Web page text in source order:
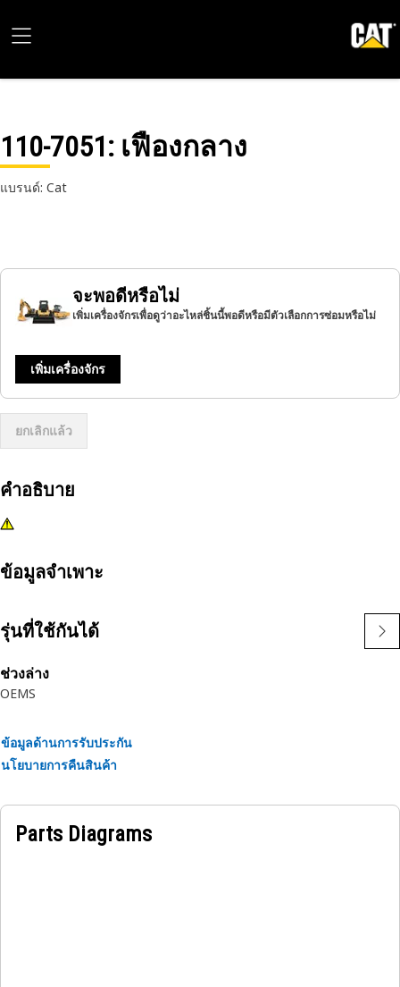
110-7051: เฟืองกลาง
แบรนด์: Cat
จะพอดีหรือไม่
เพิ่มเครื่องจักรเพื่อดูว่าอะไหล่ชิ้นนี้พอดีหรือมีตัวเลือกการซ่อมหรือไม่
เพิ่มเครื่องจักร
ยกเลิกแล้ว
คำอธิบาย
ข้อมูลจำเพาะ
รุ่นที่ใช้กันได้
ช่วงล่าง
OEMS
ข้อมูลด้านการรับประกัน
นโยบายการคืนสินค้า
Parts Diagrams